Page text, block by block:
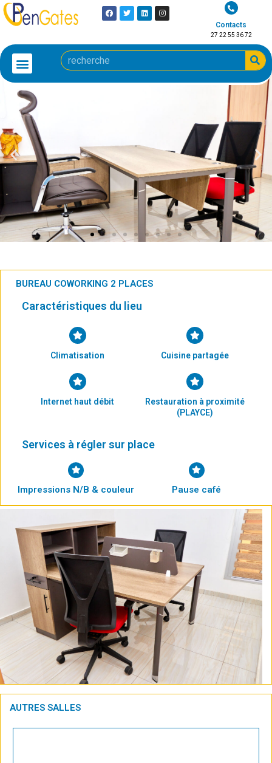
Contacts
27 22 55 36 72
BUREAU COWORKING 2 PLACES
Caractéristiques du lieu
Climatisation
Internet haut débit
Cuisine partagée
Restauration à proximité
(PLAYCE)
Services à régler sur place
Impressions N/B & couleur Pause café
AUTRES SALLES